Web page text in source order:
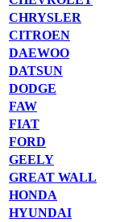
CHRYSLER
CITROEN
DAEWOO
DATSUN
DODGE
FAW
FIAT
FORD
GEELY
GREAT WALL
HONDA
HYUNDAI